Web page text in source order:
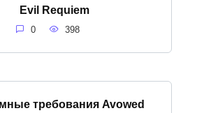
Evil Requiem
0 398
требования Avowed